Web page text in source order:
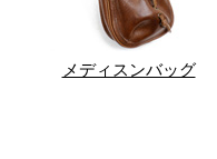
メディスンバッグ